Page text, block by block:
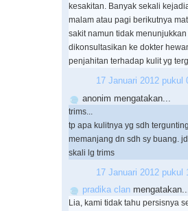
kesakitan. Banyak sekali
malam atau pagi berikutnya
sakit namun tidak
dikonsultasikan ke dokter
penjahitan terhadap kulit yg
17 Januari 2012 pukul
anonim mengatakan...
trims...
tp apa kulitnya yg sdh
memanjang dn sdh sy buang.
skali lg trims
17 Januari 2012 pukul
pradika clan
Lia, kami tidak tahu persisnya